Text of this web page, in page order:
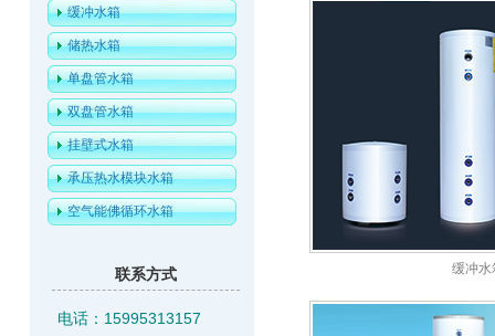
缓冲水箱
储热水箱
单盘管水箱
双盘管水箱
挂壁式水箱
承压热水模块水箱
空气能佛循环水箱
联系方式
电话：15995313157
缓冲水